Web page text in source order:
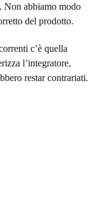
Non abbiamo modo
del prodotto.
c’è quella
l’integratore,
restar contrariati.